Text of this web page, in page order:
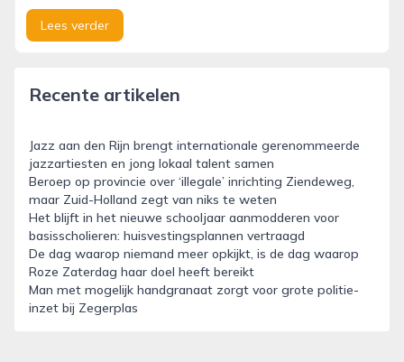
Lees verder
Recente artikelen
Jazz aan den Rijn brengt internationale gerenommeerde
jazzartiesten en jong lokaal talent samen
Beroep op provincie over ‘illegale’ inrichting Ziendeweg,
maar Zuid-Holland zegt van niks te weten
Het blijft in het nieuwe schooljaar aanmodderen voor
basisscholieren: huisvestingsplannen vertraagd
De dag waarop niemand meer opkijkt, is de dag waarop
Roze Zaterdag haar doel heeft bereikt
Man met mogelijk handgranaat zorgt voor grote politie-
inzet bij Zegerplas